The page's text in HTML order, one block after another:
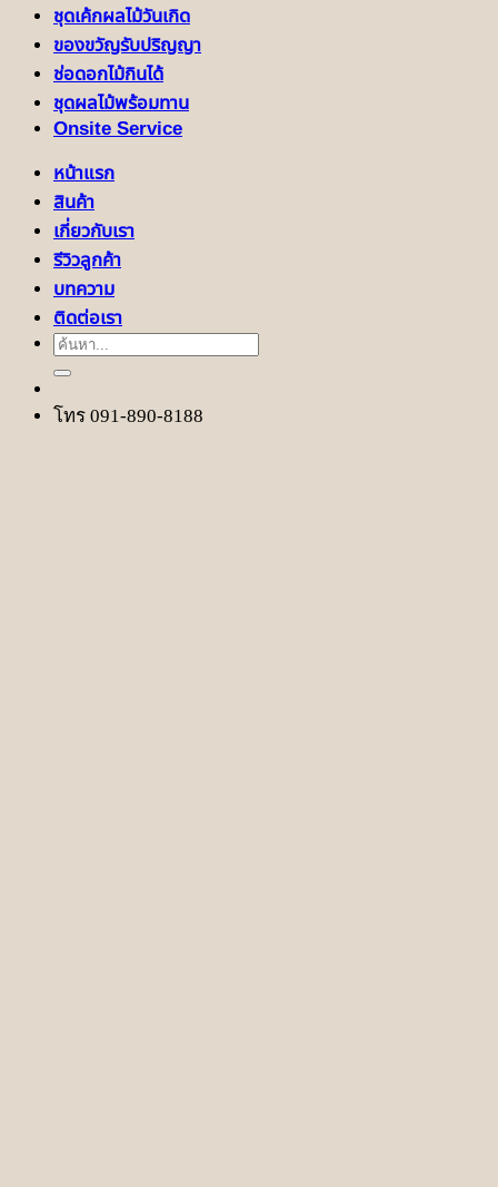
ชุดเค้กผลไม้วันเกิด
ของขวัญรับปริญญา
ช่อดอกไม้กินได้
ชุดผลไม้พร้อมทาน
Onsite Service
หน้าแรก
สินค้า
เกี่ยวกับเรา
รีวิวลูกค้า
บทความ
ติดต่อเรา
ค้นหา:
โทร 091-890-8188